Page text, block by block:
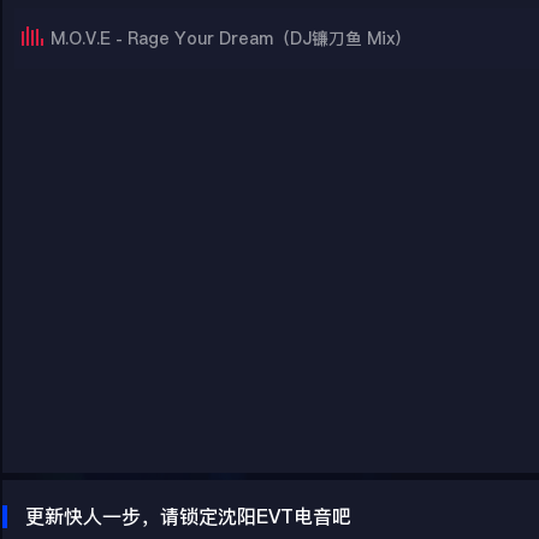
M.O.V.E - Rage Your Dream（DJ镰刀鱼 Mix）
更新快人一步，请锁定沈阳EVT电音吧